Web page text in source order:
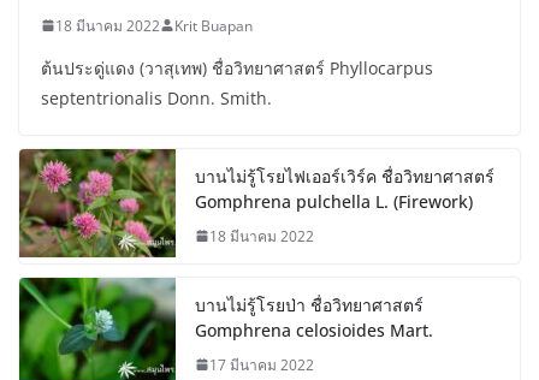
18 มีนาคม 2022 Krit Buapan
ต้นประดู่แดง (วาสุเทพ) ชื่อวิทยาศาสตร์ Phyllocarpus
septentrionalis Donn. Smith.
บานไม่รู้โรยไฟเออร์เวิร์ค ชื่อวิทยาศาสตร์
Gomphrena pulchella L. (Firework)
18 มีนาคม 2022
บานไม่รู้โรยป่า ชื่อวิทยาศาสตร์
Gomphrena celosioides Mart.
17 มีนาคม 2022